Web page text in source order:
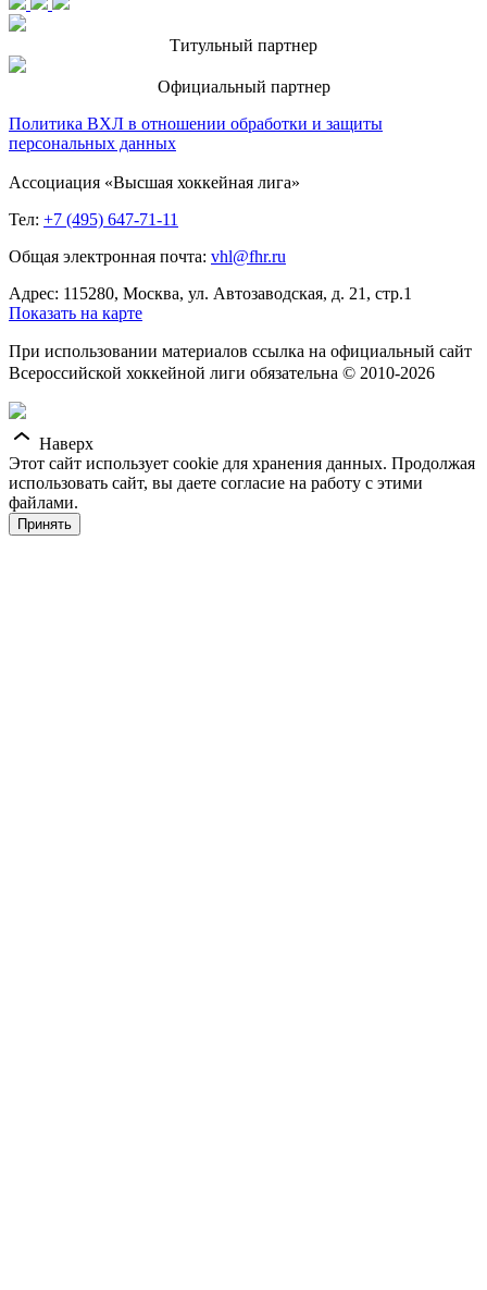
Титульный партнер
Официальный партнер
Политика ВХЛ в отношении обработки и защиты
персональных данных
Ассоциация «Высшая хоккейная лига»
Тел: +7 (495) 647-71-11
Общая электронная почта: vhl@fhr.ru
Адрес: 115280, Москва, ул. Автозаводская, д. 21, стр.1
Показать на карте
При использовании материалов ссылка на официальный сайт
Всероссийской хоккейной лиги обязательна © 2010-2026
Наверх
Этот сайт использует cookie для хранения данных. Продолжая
использовать сайт, вы даете согласие на работу с этими
файлами.
Принять